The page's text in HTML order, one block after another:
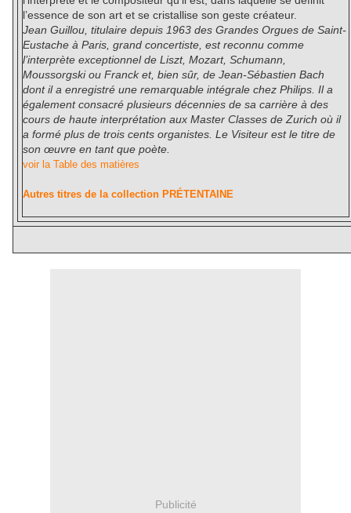
l’essence de son art et se cristallise son geste créateur.
Jean Guillou, titulaire depuis 1963 des Grandes Orgues de Saint-
Eustache à Paris, grand concertiste, est reconnu comme
l’interprète exceptionnel de Liszt, Mozart, Schumann,
Moussorgski ou Franck et, bien sûr, de Jean-Sébastien Bach
dont il a enregistré une remarquable intégrale chez Philips. Il a
également consacré plusieurs décennies de sa carrière à des
cours de haute interprétation aux Master Classes de Zurich où il
a formé plus de trois cents organistes. Le Visiteur est le titre de
son œuvre en tant que poète.
voir la Table des matières
Autres titres de la collection PRÉTENTAINE
Publicité